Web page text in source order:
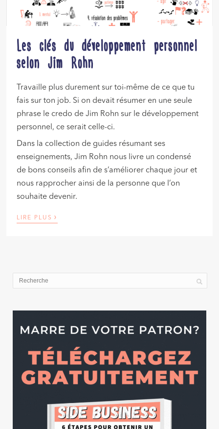
Les clés du développement personnel
selon Jim Rohn
Travaille plus durement sur toi-même de ce que tu
fais sur ton job. Si on devait résumer en une seule
phrase le credo de Jim Rohn sur le développement
personnel, ce serait celle-ci.
Dans la collection de guides résumant ses
enseignements, Jim Rohn nous livre un condensé
de bons conseils afin de s’améliorer chaque jour et
nous rapprocher ainsi de la personne que l’on
souhaite devenir.
LIRE PLUS ›